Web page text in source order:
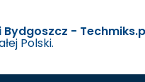
-
Polski.